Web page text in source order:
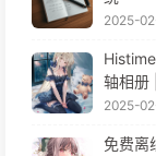
2025-
轴相册
2025-
免费离